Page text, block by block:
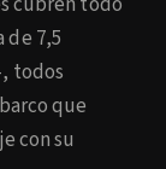
de 7,5
todos
que
con su